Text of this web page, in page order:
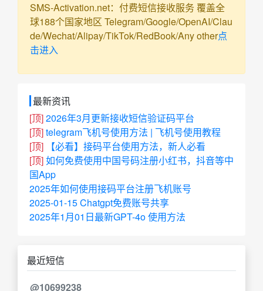
SMS-Activation.net：付费短信接收服务 覆盖全
球188个国家地区 Telegram/Google/OpenAI/Clau
de/Wechat/Alipay/TikTok/RedBook/Any other点
击进入
最新资讯
[顶]2026年3月更新接收短信验证码平台
[顶]telegram飞机号使用方法 | 飞机号使用教程
[顶]
【必看】接码平台使用方法，新人必看
[顶]如何免费使用中国号码注册小红书，抖音等中
国App
2025年如何使用接码平台注册飞机账号
2025-01-15 Chatgpt免费账号共享
2025年1月01日最新GPT-4o 使用方法
最近短信
@10699238